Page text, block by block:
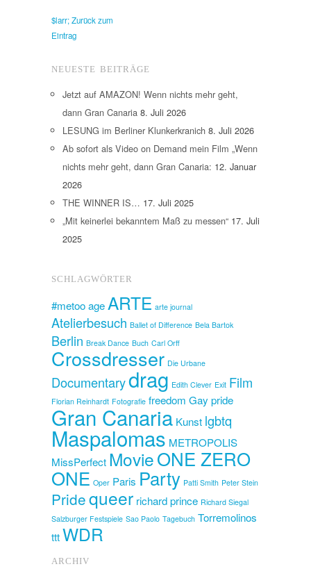
$larr; Zurück zum
Eintrag
NEUESTE BEITRÄGE
Jetzt auf AMAZON! Wenn nichts mehr geht,
dann Gran Canaria 8. Juli 2026
LESUNG im Berliner Klunkerkranich 8. Juli 2026
Ab sofort als Video on Demand mein Film „Wenn
nichts mehr geht, dann Gran Canaria: 12. Januar
2026
THE WINNER IS… 17. Juli 2025
„Mit keinerlei bekanntem Maß zu messen“ 17. Juli
2025
SCHLAGWÖRTER
#metooage ARTE arte journal
Atelierbesuch Ballet of Difference Bela Bartok
Berlin Break Dance Buch Carl Orff
Crossdresser Die Urbane
Documentarydrag Edith Clever Exit Film
Florian Reinhardt Fotografie freedom Gay pride
Gran Canaria Kunst lgbtq
Maspalomas METROPOLIS
MissPerfect MovieONE ZERO
ONE Oper Paris Party Patti Smith Peter Stein
Pridequeer richard prince Richard Siegal
Salzburger Festspiele Sao Paolo Tagebuch Torremolinos
tttWDR
ARCHIV